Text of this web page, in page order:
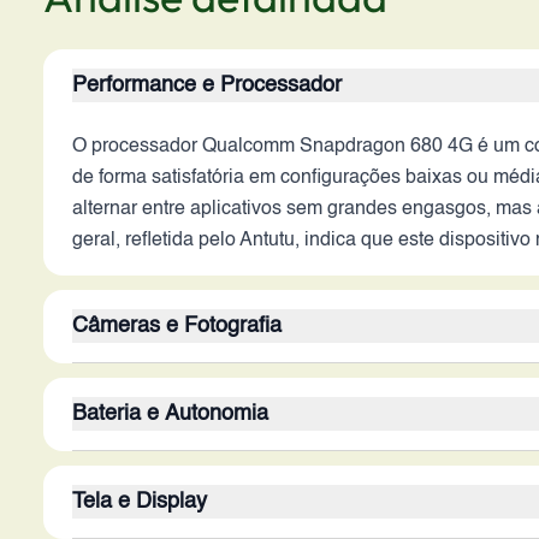
Performance e Processador
O processador Qualcomm Snapdragon 680 4G é um
de forma satisfatória em configurações baixas ou
alternar entre aplicativos sem grandes engasgos,
geral, refletida pelo Antutu, indica que este
Câmeras e Fotografia
câmeras traseiras oferece versatilidade com
tremidos em situações de baixa luminosidade ou ao
fotográficos modernos dificulta uma avaliação completa.
Bateria e Autonomia
autonomia pode variar dependendo do uso de
Tela e Display